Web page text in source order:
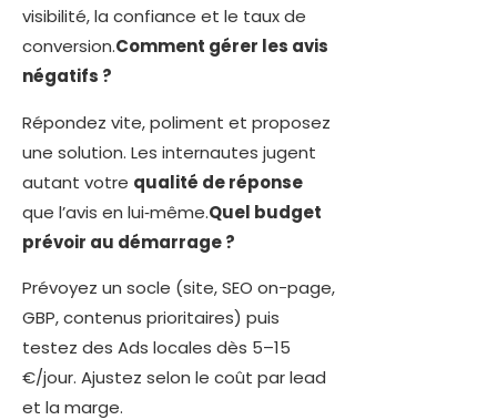
visibilité, la confiance et le taux de
conversion.Comment gérer les avis
négatifs ?
Répondez vite, poliment et proposez
une solution. Les internautes jugent
autant votre qualité de réponse
que l’avis en lui‑même.Quel budget
prévoir au démarrage ?
Prévoyez un socle (site, SEO on-page,
GBP, contenus prioritaires) puis
testez des Ads locales dès 5–15
€/jour. Ajustez selon le coût par lead
et la marge.